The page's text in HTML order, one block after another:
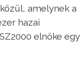
amelynek a
hazai
elnöke egy